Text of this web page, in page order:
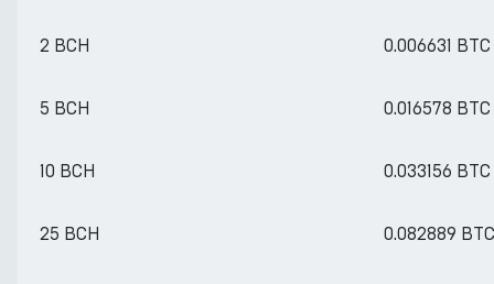
2 BCH 0.006631 BTC
5 BCH 0.016578 BTC
10 BCH 0.033156 BTC
25 BCH 0.082889 BTC